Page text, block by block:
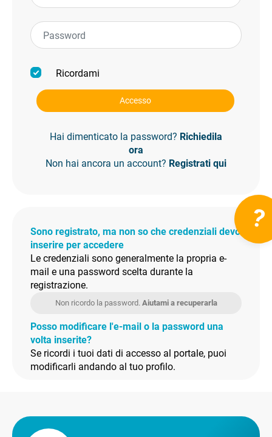
Ricordami
Accesso
Hai dimenticato la password? Richiedila
ora
Non hai ancora un account? Registrati qui
?
Sono registrato, ma non so che credenziali devo
inserire per accedere
Le credenziali sono generalmente la propria e-
mail e una password scelta durante la
registrazione.
Non ricordo la password. Aiutami a recuperarla
Posso modificare l'e-mail o la password una
volta inserite?
Se ricordi i tuoi dati di accesso al portale, puoi
modificarli andando al tuo profilo.